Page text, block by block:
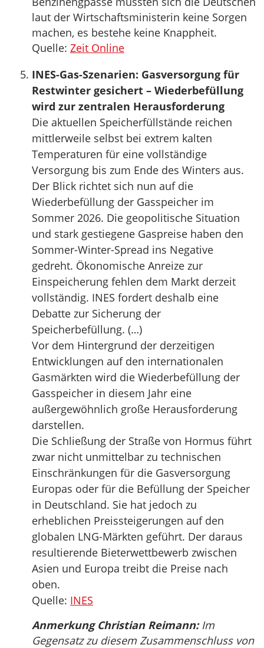
laut der Wirtschaftsministerin keine Sorgen
machen, es bestehe keine Knappheit.
Quelle: Zeit Online
INES-Gas-Szenarien: Gasversorgung für
Restwinter gesichert – Wiederbefüllung
wird zur zentralen Herausforderung
Die aktuellen Speicherfüllstände reichen
mittlerweile selbst bei extrem kalten
Temperaturen für eine vollständige
Versorgung bis zum Ende des Winters aus.
Der Blick richtet sich nun auf die
Wiederbefüllung der Gasspeicher im
Sommer 2026. Die geopolitische Situation
und stark gestiegene Gaspreise haben den
Sommer-Winter-Spread ins Negative
gedreht. Ökonomische Anreize zur
Einspeicherung fehlen dem Markt derzeit
vollständig. INES fordert deshalb eine
Debatte zur Sicherung der
Speicherbefüllung. (…)
Vor dem Hintergrund der derzeitigen
Entwicklungen auf den internationalen
Gasmärkten wird die Wiederbefüllung der
Gasspeicher in diesem Jahr eine
außergewöhnlich große Herausforderung
darstellen.
Die Schließung der Straße von Hormus führt
zwar nicht unmittelbar zu technischen
Einschränkungen für die Gasversorgung
Europas oder für die Befüllung der Speicher
in Deutschland. Sie hat jedoch zu
erheblichen Preissteigerungen auf den
globalen LNG-Märkten geführt. Der daraus
resultierende Bieterwettbewerb zwischen
Asien und Europa treibt die Preise nach
oben.
Quelle: INES
Anmerkung Christian Reimann:Im
Gegensatz zu diesem Zusammenschluss von